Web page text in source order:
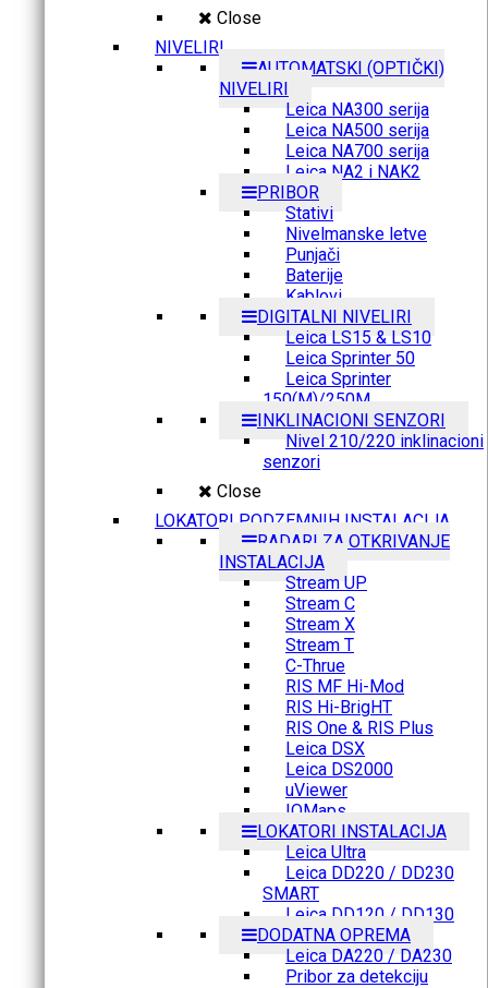
Close
NIVELIRI
AUTOMATSKI (OPTIČKI)
NIVELIRI
Leica NA300 serija
Leica NA500 serija
Leica NA700 serija
Leica NA2 i NAK2
PRIBOR
Stativi
Nivelmanske letve
Punjači
Baterije
Kablovi
DIGITALNI NIVELIRI
Leica LS15 & LS10
Leica Sprinter 50
Leica Sprinter
150(M)/250M
INKLINACIONI SENZORI
Nivel 210/220 inklinacioni
senzori
Close
LOKATORI PODZEMNIH INSTALACIJA
RADARI ZA OTKRIVANJE
INSTALACIJA
Stream UP
Stream C
Stream X
Stream T
C-Thrue
RIS MF Hi-Mod
RIS Hi-BrigHT
RIS One & RIS Plus
Leica DSX
Leica DS2000
uViewer
IQMaps
LOKATORI INSTALACIJA
Leica Ultra
Leica DD220 / DD230
SMART
Leica DD120 / DD130
DODATNA OPREMA
Leica DA220 / DA230
Pribor za detekciju